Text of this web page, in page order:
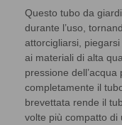
Questo tubo da
durante l’uso,
attorcigliarsi,
ai materiali di alta
pressione
completamente il
brevettata rende il
volte più compatto di